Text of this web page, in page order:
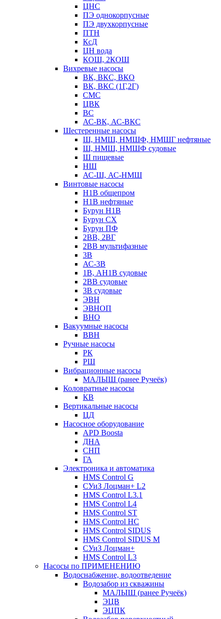
ЦНС
ПЭ однокорпусные
ПЭ двухкорпусные
ПТН
КсД
ЦН вода
КОШ, 2КОШ
Вихревые насосы
ВК, ВКС, ВКО
ВК, ВКС (1Г,2Г)
СМС
ЦВК
ВС
АС-ВК, АС-ВКС
Шестеренные насосы
Ш, НМШ, НМШФ, НМШГ нефтяные
Ш, НМШ, НМШФ судовые
Ш пищевые
НШ
АС-Ш, АС-НМШ
Винтовые насосы
Н1В общепром
Н1В нефтяные
Бурун Н1В
Бурун СХ
Бурун ПФ
2ВВ, 2ВГ
2ВВ мультифазные
3В
АС-3В
1В, АН1В судовые
2ВВ судовые
3В судовые
ЭВН
ЭВНОП
ВНО
Вакуумные насосы
ВВН
Ручные насосы
РК
РШ
Вибрационные насосы
МАЛЫШ (ранее Ручеёк)
Коловратные насосы
КВ
Вертикальные насосы
ЦД
Насосное оборудование
APD Boosta
ДНА
СНП
ГА
Электроника и автоматика
HMS Control G
СУиЗ Лоцман+ L2
HMS Control L3.1
HMS Control L4
HMS Control ST
HMS Control HC
HMS Control SIDUS
HMS Control SIDUS M
СУиЗ Лоцман+
HMS Control L3
Насосы по ПРИМЕНЕНИЮ
Водоснабжение, водоотведение
Водозабор из скважины
МАЛЫШ (ранее Ручеёк)
ЭЦВ
ЭЦПК